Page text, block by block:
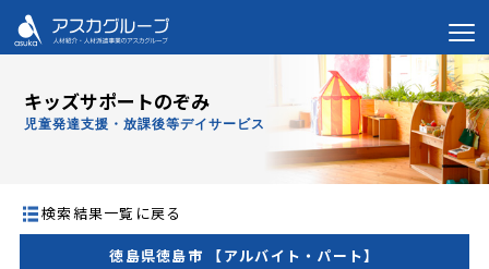
キッズサポートのぞみ
児童発達支援・放課後等デイサービス
検索結果一覧に戻る
徳島県徳島市 【アルバイト・パート】